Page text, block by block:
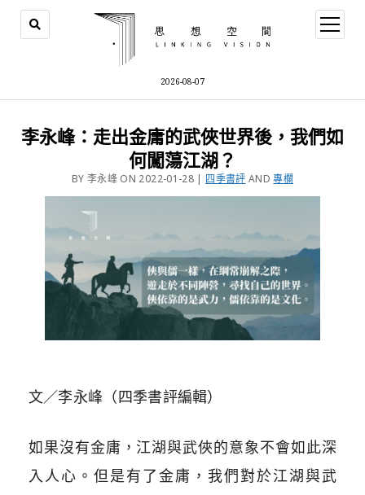
2026-08-07
李永峰：走出金庸的武俠世界後，我們如
何闖蕩江湖？
BY 李永峰 ON 2022-01-28 | 四季書評 AND專欄
文／李永峰（四季書評編輯）
如果沒有金庸，江湖與武俠的意象不會如此深
入人心。但是有了金庸，我們對於江湖與武